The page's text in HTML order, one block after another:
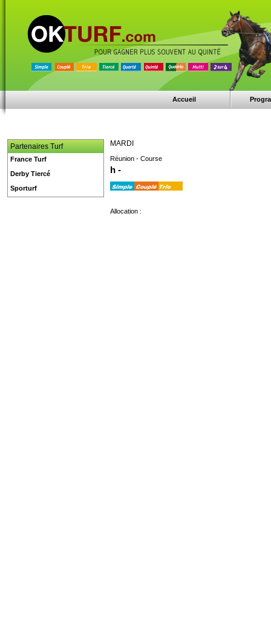
Accueil
MARDI
Réunion - Course
h -
Allocation :
Partenaires Turf
France Turf
Derby Tiercé
Sporturf